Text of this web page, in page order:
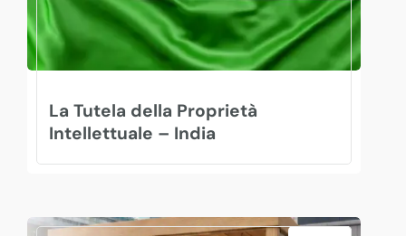
La Tutela della Proprietà
Intellettuale – India